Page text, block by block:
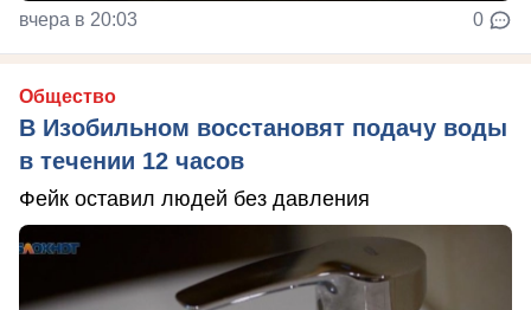
вчера в 20:03 0
Общество
В Изобильном восстановят подачу воды
в течении 12 часов
Фейк оставил людей без давления